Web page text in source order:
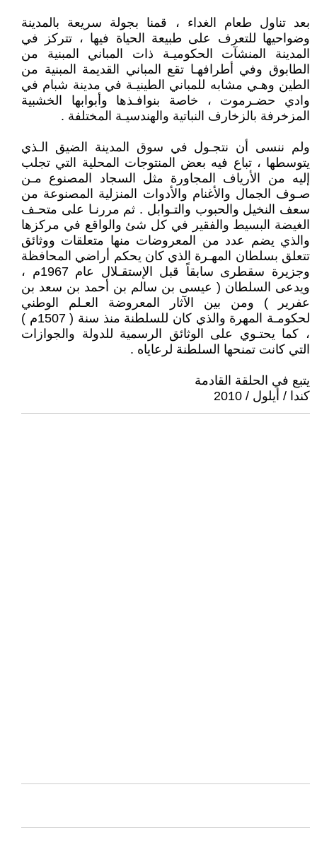
بعد تناول طعام الغداء ، قمنا بجولة سريعة بالمدينة
وضواحيها للتعرف على طبيعة الحياة فيها ، تتركز في
المدينة المنشآت الحكوميـة ذات المباني المبنية من
الطابوق وفي أطرافهـا تقع المباني القديمة المبنية من
الطين وهـي مشابه للمباني الطينيـة في مدينة شبام في
وادي حضـرموت ، خاصة بنوافـذها وأبوابها الخشبية
المزخرفة بالزخارف النباتية والهندسيـة المختلفة .
ولم ننسى أن نتجـول في سوق المدينة الضيق الـذي
يتوسطها ، تباع فيه بعض المنتوجات المحلية التي تجلب
إليه من الأرياف المجاورة مثل السجاد المصنوع مـن
صـوف الجمال والأغنام والأدوات المنزلية المصنوعة من
سعف النخيل والحبوب والتـوابل . ثم مررنـا على متحـف
الغيضة البسيط والفقير في كل شئ والواقع في مركزها
والذي يضم عدد من المعروضات منها متعلقات ووثائق
تتعلق بسلطان المهـرة الذي كان يحكم أراضي المحافظة
وجزيرة سقطرى سابقاً قبل الإستقـلال عام 1967م ،
ويدعى السلطان ( عيسى بن سالم بن أحمد بن سعد بن
عفرير ) ومن بين الآثار المعروضة العـلم الوطني
لحكومـة المهرة والذي كان للسلطنة منذ سنة ( 1507م )
، كما يحتـوي على الوثائق الرسمية للدولة والجوازات
التي كانت تمنحها السلطنة لرعاياه .
يتبع في الحلقة القادمة
كندا / أيلول / 2010